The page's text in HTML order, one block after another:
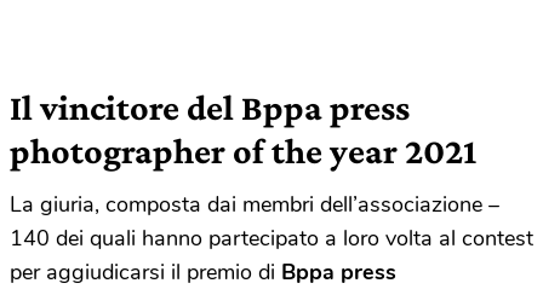
Il vincitore del Bppa press
photographer of the year 2021
La giuria, composta dai membri dell’associazione –
140 dei quali hanno partecipato a loro volta al contest
per aggiudicarsi il premio di Bppa press